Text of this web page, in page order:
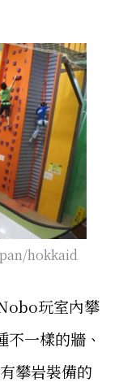
hokkaid
玩室內攀
一樣的牆、
攀岩裝備的